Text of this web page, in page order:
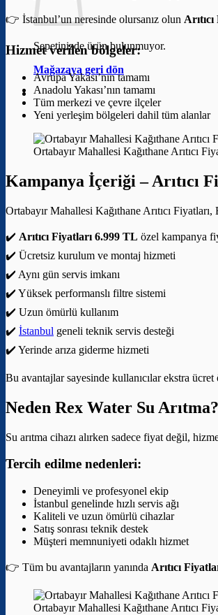
Sepetinizde ürün bulunmuyor.
Mağazaya geri dön
👉 İstanbul’un neresinde olursanız olun
Hizmet verilen bölgeler:
Avrupa Yakası’nın tamamı
Anadolu Yakası’nın tamamı
Tüm merkezi ve çevre ilçeler
Yeni yerleşim bölgeleri dahil tüm alanlar
Ortabayır Mahallesi Kağıthane Arıtıcı
Kampanya İçeriği –Arıtıcı
Ortabayır Mahallesi Kağıthane Arıtıcı
✔️ Arıtıcı Fiyatları 6.999 TL özel kampanya
✔️ Ücretsiz kurulum ve montaj hizmeti
✔️ Aynı gün servis imkanı
✔️ Yüksek performanslı filtre sistemi
✔️ Uzun ömürlü kullanım
✔️ İstanbul geneli teknik servis desteği
✔️ Yerinde arıza giderme hizmeti
Bu avantajlar sayesinde kullanıcılar ekstra
Neden Rex Water Su Arıtma?
Su arıtma cihazı alırken sadece fiyat değil,
Tercih edilme nedenleri:
Deneyimli ve profesyonel ekip
İstanbul genelinde hızlı servis ağı
Kaliteli ve uzun ömürlü cihazlar
Satış sonrası teknik destek
Müşteri memnuniyeti odaklı hizmet
👉 Tüm bu avantajların yanında Arıtıcı
Ortabayır Mahallesi Kağıthane Arıtıcı